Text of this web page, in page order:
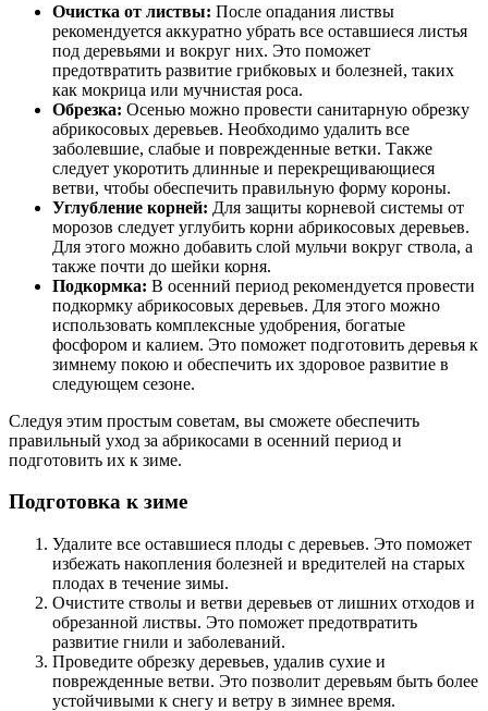
Очистка от листвы: После опадания листвы
рекомендуется аккуратно убрать все оставшиеся листья
под деревьями и вокруг них. Это поможет
предотвратить развитие грибковых и болезней, таких
как мокрица или мучнистая роса.
Обрезка: Осенью можно провести санитарную обрезку
абрикосовых деревьев. Необходимо удалить все
заболевшие, слабые и поврежденные ветки. Также
следует укоротить длинные и перекрещивающиеся
ветви, чтобы обеспечить правильную форму короны.
Углубление корней: Для защиты корневой системы от
морозов следует углубить корни абрикосовых деревьев.
Для этого можно добавить слой мульчи вокруг ствола, а
также почти до шейки корня.
Подкормка: В осенний период рекомендуется провести
подкормку абрикосовых деревьев. Для этого можно
использовать комплексные удобрения, богатые
фосфором и калием. Это поможет подготовить деревья к
зимнему покою и обеспечить их здоровое развитие в
следующем сезоне.
Следуя этим простым советам, вы сможете обеспечить
правильный уход за абрикосами в осенний период и
подготовить их к зиме.
Подготовка к зиме
Удалите все оставшиеся плоды с деревьев. Это поможет
избежать накопления болезней и вредителей на старых
плодах в течение зимы.
Очистите стволы и ветви деревьев от лишних отходов и
обрезанной листвы. Это поможет предотвратить
развитие гнили и заболеваний.
Проведите обрезку деревьев, удалив сухие и
поврежденные ветви. Это позволит деревьям быть более
устойчивыми к снегу и ветру в зимнее время.